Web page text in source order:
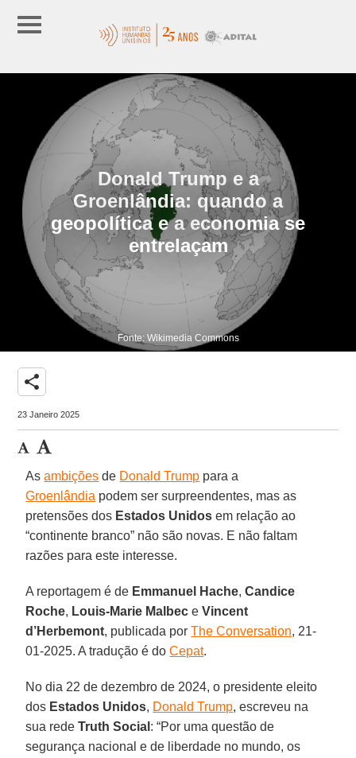
Donald Trump e a
Groenlândia: quando a
geopolítica e a economia se
entrelaçam
Fonte: Wikimedia Commons
share
23 Janeiro 2025
Asambições de Donald Trump para a
Groenlândia podem ser surpreendentes, mas as
pretensões dos Estados Unidos em relação ao
“continente branco” não são novas. E não faltam
razões para este interesse.
A reportagem é de Emmanuel Hache,Candice
Roche, Louis-Marie Malbec eVincent
d’Herbemont, publicada porThe Conversation, 21-
01-2025. A tradução é doCepat.
No dia 22 de dezembro de 2024, o presidente eleito
dos Estados Unidos, Donald Trump, escreveu na
sua redeTruth Social : “Por uma questão de
segurança nacional e de liberdade no mundo, os